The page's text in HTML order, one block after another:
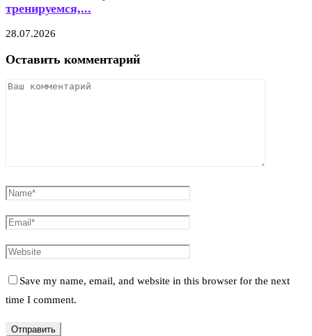
тренируемся,...
28.07.2026
Оставить комментарий
Save my name, email, and website in this browser for the next
time I comment.